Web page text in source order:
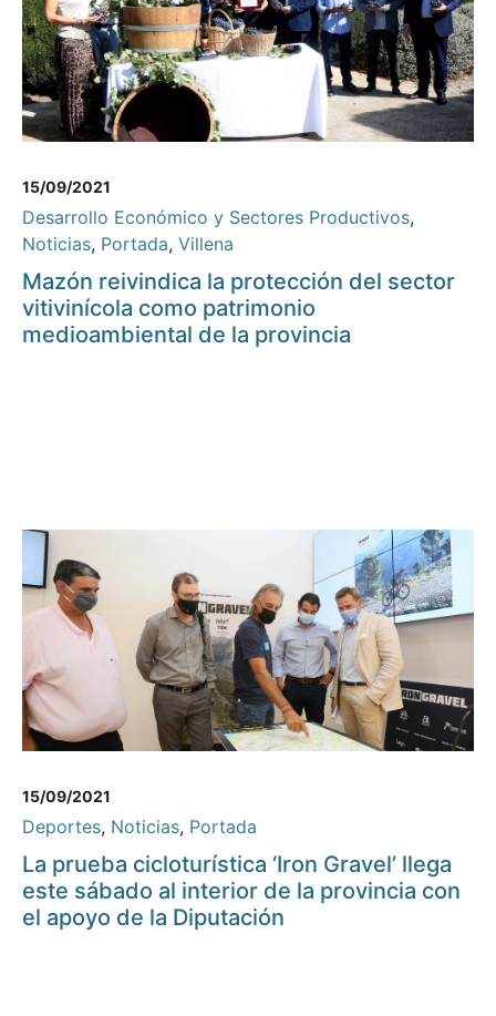
15/09/2021
Desarrollo Económico y Sectores Productivos,
Noticias, Portada, Villena
Mazón reivindica la protección del sector
vitivinícola como patrimonio
medioambiental de la provincia
15/09/2021
Deportes, Noticias, Portada
La prueba cicloturística ‘Iron Gravel’ llega
este sábado al interior de la provincia con
el apoyo de la Diputación